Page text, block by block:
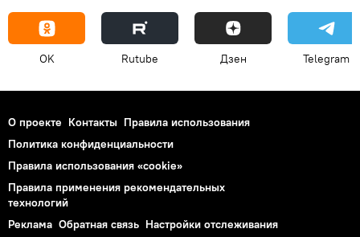
OK Rutube Дзен Telegram
О проекте Контакты Правила использования
Политика конфиденциальности
Правила использования «cookie»
Правила применения рекомендательных
технологий
Реклама Обратная связь Настройки отслеживания